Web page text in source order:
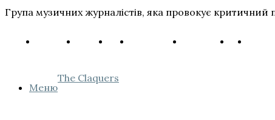
Група музичних журналістів, яка провокує
Меню
The Claquers